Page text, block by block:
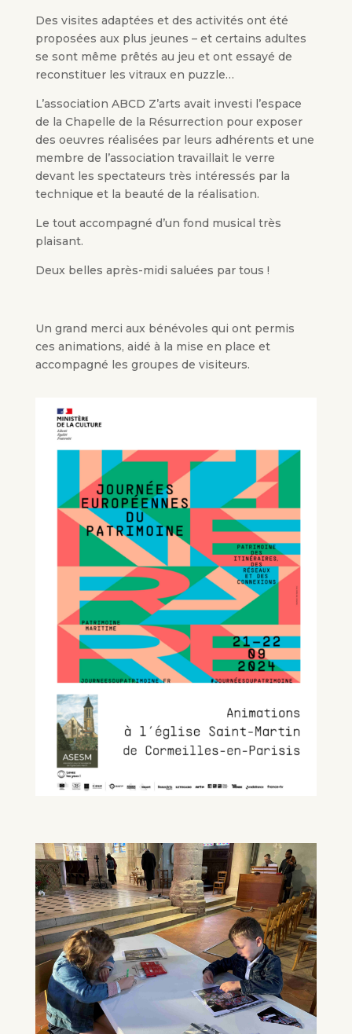
Des visites adaptées et des activités ont été
proposées aux plus jeunes – et certains adultes
se sont même prêtés au jeu et ont essayé de
reconstituer les vitraux en puzzle…
L’association ABCD Z’arts avait investi l’espace
de la Chapelle de la Résurrection pour exposer
des oeuvres réalisées par leurs adhérents et une
membre de l’association travaillait le verre
devant les spectateurs très intéressés par la
technique et la beauté de la réalisation.
Le tout accompagné d’un fond musical très
plaisant.
Deux belles après-midi saluées par tous !
Un grand merci aux bénévoles qui ont permis
ces animations, aidé à la mise en place et
accompagné les groupes de visiteurs.